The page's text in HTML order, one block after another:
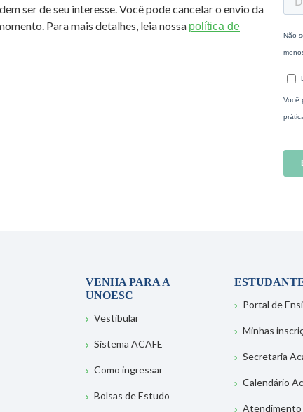
ser de seu interesse. Você pode cancelar o envio da
Para mais detalhes, leia nossa política de
VENHA PARA A
UNOESC
Vestibular
Sistema ACAFE
Como ingressar
Bolsas de Estudo
Portal de
Minhas
Secretaria
Calendário
Atendimento